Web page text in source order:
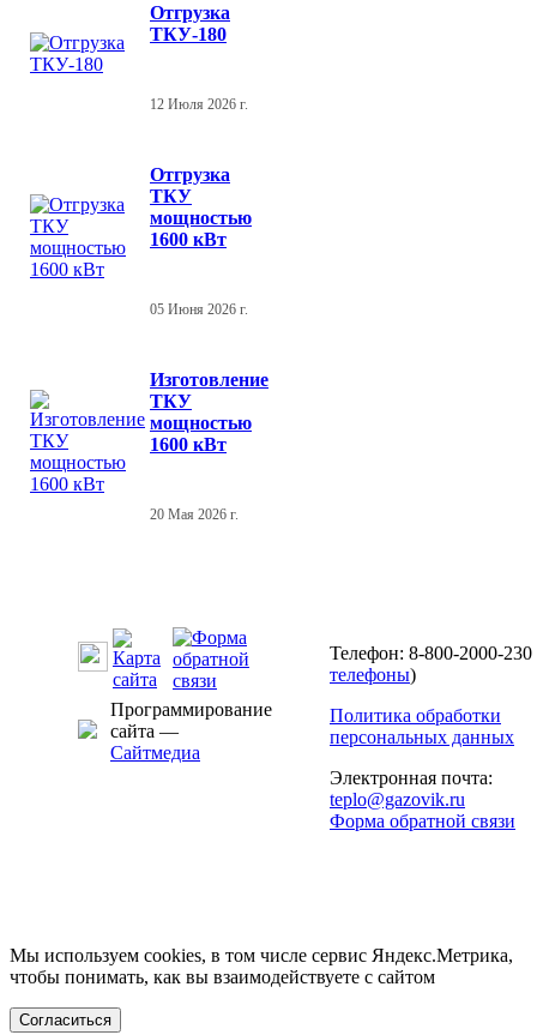
Отгрузка
ТКУ-180
12 Июля 2026 г.
Отгрузка
ТКУ
мощностью
1600 кВт
05 Июня 2026 г.
Изготовление
ТКУ
мощностью
1600 кВт
20 Мая 2026 г.
Программирование
сайта —
Сайтмедиа
Телефон: 8-800-2000-230
телефоны)
Политика обработки
персональных данных
Электронная почта:
teplo@gazovik.ru
Форма обратной связи
Мы используем cookies, в том числе сервис Яндекс.Метрика,
чтобы понимать, как вы взаимодействуете с сайтом
Согласиться